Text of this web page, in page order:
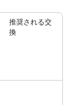
推奨される交
換